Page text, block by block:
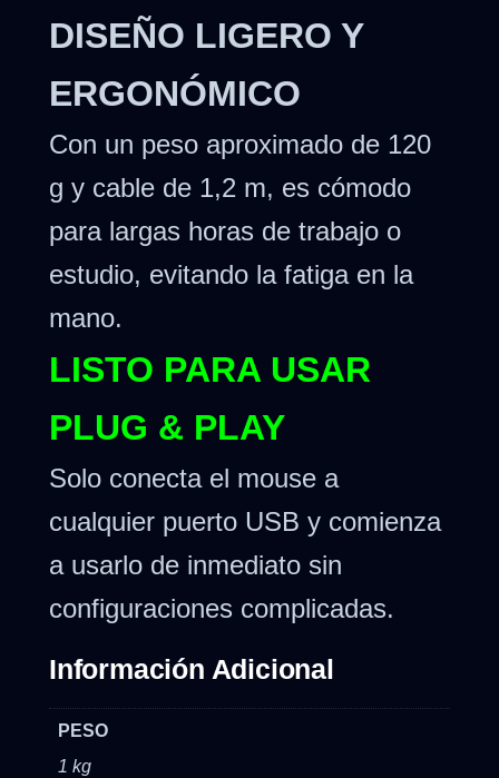
DISEÑO LIGERO Y
ERGONÓMICO
Con un peso aproximado de 120
g y cable de 1,2 m, es cómodo
para largas horas de trabajo o
estudio, evitando la fatiga en la
mano.
LISTO PARA USAR
PLUG & PLAY
Solo conecta el mouse a
cualquier puerto USB y comienza
a usarlo de inmediato sin
configuraciones complicadas.
Información Adicional
PESO
1 kg